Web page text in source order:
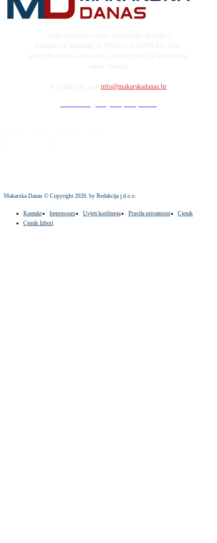
info@makarskadanas.hr
Makarska Danas © Copyright2026. by Redakcija j.d.o.o.
Kontakt Impressum Uvjeti korištenja Pravila privatnosti
Cjenik
Cjenik Izbori